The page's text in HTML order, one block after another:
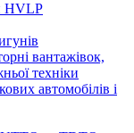
HVLP
вантажівок,
техніки
автомобілів і